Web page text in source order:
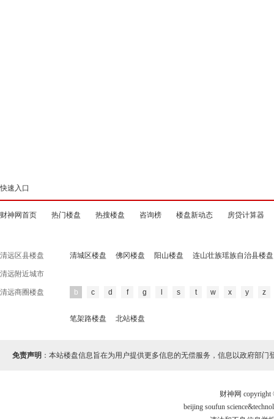
快速入口
财神网首页 热门楼盘 热搜楼盘 咨询榜 楼盘新动态 房贷计算器
清远区县楼盘 清城区楼盘 佛冈楼盘 阳山楼盘 连山壮族瑶族自治县楼盘
清远附近城市
清远商圈楼盘 b c d f g s t w x y z
笔架路楼盘 北站楼盘
免责声明 ：本站楼盘信息旨在为用户提供更多信息的无偿服务，信息以政府部门
财神网
beijing soufun